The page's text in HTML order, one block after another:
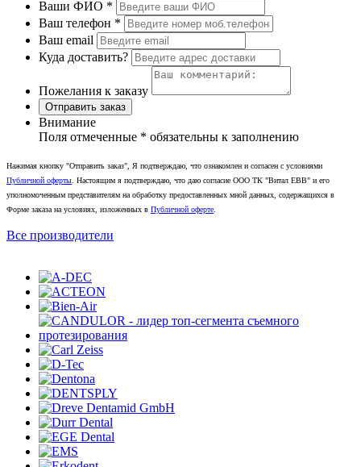
Ваши ФИО *
Ваш телефон *
Ваш email
Куда доставить?
Пожелания к заказу
Отправить заказ
Внимание
Поля отмеченные * обязательны к заполнению
Нажимая кнопку "Отправить заказ", Я подтверждаю, что ознакомлен и согласен с условиями
Публичной оферты . Настоящим я подтверждаю, что даю согласие ООО ТК "Витал ЕВВ" и его
уполномоченным представителям на обработку предоставленных мной данных, содержащихся в
Форме заказа на условиях, изложенных в Публичной оферте
Все производители